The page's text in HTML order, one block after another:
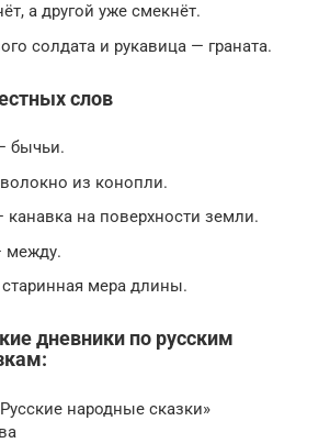
а другой уже смекнёт.
солдата и рукавица — граната.
слов
бычьи.
из конопли.
канавка на поверхности земли.
мера длины.
дневники по русским
народные сказки»